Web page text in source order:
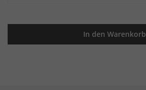
In den Warenkorb